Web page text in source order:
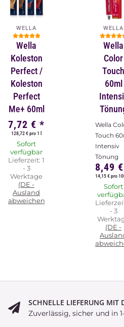
WELLA
Wella
Koleston
Perfect /
Koleston
Perfect
Me+ 60ml
7,72 € *
128,72 € pro 1 l
Sofort
verfügbar
Lieferzeit: 1
- 3
Werktage
(DE -
Ausland
abweichend)
WELLA
Wella
Color
Touch
60ml
Wella
Touch
Intensiv
Tönung
8,49 €
14,15 € pro
Sofort
- 3
(DE -
SCHNELLE LIEFERUNG MIT
Zuverlässig, sicher und in